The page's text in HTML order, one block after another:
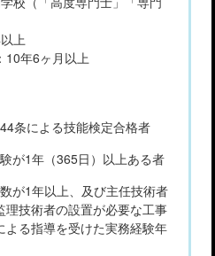
上
年6ヶ月以上
条による技能検定合格者
が1年（365日）以上ある者
が1年以上、及び主任技術者
技術者の設置が必要な工事
よる指導を受けた実務経験年